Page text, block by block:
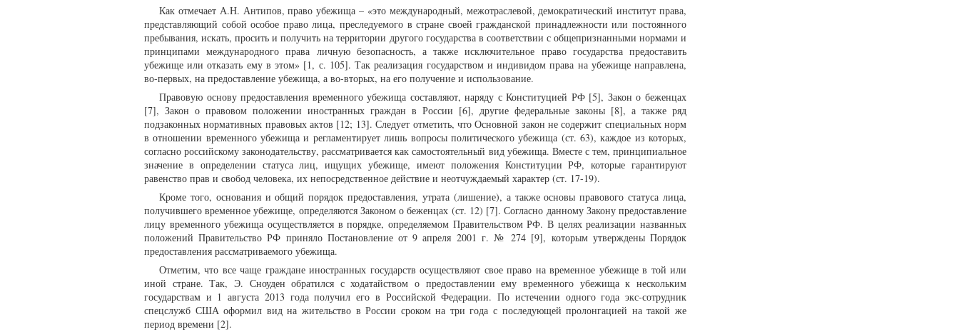
Как отмечает А.Н. Антипов, право убежища – «это международный, межотраслевой, демократический институт права,
представляющий собой особое право лица, преследуемого в стране своей гражданской принадлежности или постоянного
пребывания, искать, просить и получить на территории другого государства в соответствии с общепризнанными нормами и
принципами международного права личную безопасность, а также исключительное право государства предоставить
убежище или отказать ему в этом» [1, с. 105]. Так реализация государством и индивидом права на убежище направлена,
во-первых, на предоставление убежища, а во-вторых, на его получение и использование.
Правовую основу предоставления временного убежища составляют, наряду с Конституцией РФ [5], Закон о беженцах
[7], Закон о правовом положении иностранных граждан в России [6], другие федеральные законы [8], а также ряд
подзаконных нормативных правовых актов [12; 13]. Следует отметить, что Основной закон не содержит специальных норм
в отношении временного убежища и регламентирует лишь вопросы политического убежища (ст. 63), каждое из которых,
согласно российскому законодательству, рассматривается как самостоятельный вид убежища. Вместе с тем, принципиальное
значение в определении статуса лиц, ищущих убежище, имеют положения Конституции РФ, которые гарантируют
равенство прав и свобод человека, их непосредственное действие и неотчуждаемый характер (ст. 17-19).
Кроме того, основания и общий порядок предоставления, утрата (лишение), а также основы правового статуса лица,
получившего временное убежище, определяются Законом о беженцах (ст. 12) [7]. Согласно данному Закону предоставление
лицу временного убежища осуществляется в порядке, определяемом Правительством РФ. В целях реализации названных
положений Правительство РФ приняло Постановление от 9 апреля 2001 г. № 274 [9], которым утверждены Порядок
предоставления рассматриваемого убежища.
Отметим, что все чаще граждане иностранных государств осуществляют свое право на временное убежище в той или
иной стране. Так, Э. Сноуден обратился с ходатайством о предоставлении ему временного убежища к нескольким
государствам и 1 августа 2013 года получил его в Российской Федерации. По истечении одного года экс-сотрудник
спецслужб США оформил вид на жительство в России сроком на три года с последующей пролонгацией на такой же
период времени [2].